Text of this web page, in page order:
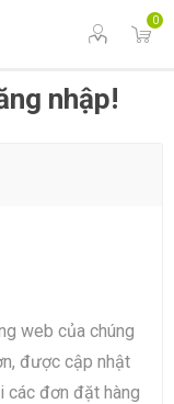
0
nhập!
web của chúng
được cập nhật
các đơn đặt hàng